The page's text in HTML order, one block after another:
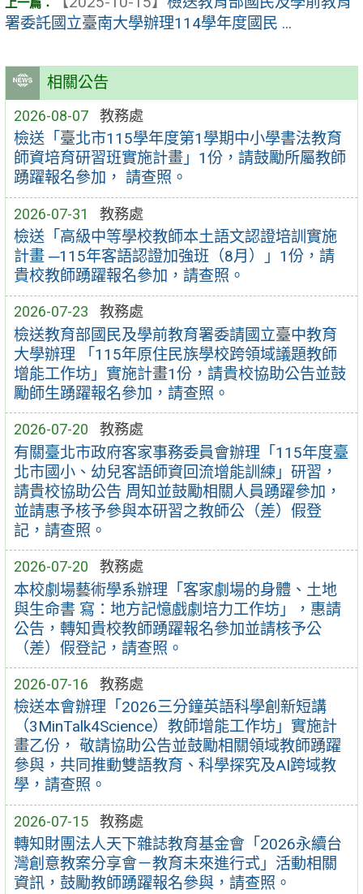
相關公告
2026-08-07 教務處
檢送「臺北市115學年度第1學期中小學書法教育
師資培育研習班實施計畫」1份，請鼓勵所屬教師
踴躍報名參加， 請查照。
2026-07-31 教務處
檢送「高級中等學校教師本土語文認證培訓實施
計畫 ─115年客語認證加強班（8月）」1份，請
貴校教師踴躍報名參加，請查照。
2026-07-23 教務處
檢送教育部國民及學前教育署委請國立臺中教育
大學辦理 「115年原住民族學校跨領域議題教師
增能工作坊」實施計畫1份，請貴校協助公告並鼓
勵師生踴躍報名參加，請查照。
2026-07-20 教務處
有關臺北市政府客家事務委員會辦理「115年度臺
北市國小、幼兒客語師資回流增能訓練」研習，
請貴校協助公告 周知並鼓勵相關人員踴躍參加，
並請惠予核予參與本研習之教師公（差）假登
記，請查照。
2026-07-20 教務處
本校劇場藝術學系辦理「客家劇場的身體、土地
與生命書 寫：地方記憶戲劇培力工作坊」，惠請
公告，轉知貴校教師踴躍報名參加並請核予公
（差）假登記，請查照。
2026-07-16 教務處
檢送本會辦理「2026三分鐘英語科學創新短講
（3MinTalk4Science）教師增能工作坊」實施計
畫乙份， 敬請協助公告並鼓勵相關領域教師踴躍
參與，共同推動雙語教育、科學探究及AI跨域教
學，請查照。
2026-07-15 教務處
轉知財團法人天下雜誌教育基金會「2026永續台
灣創意教案分享會－教育未來進行式」活動相關
資訊，鼓勵教師踴躍報名參與，請查照。
署委託國立臺南大學辦理114學年度國民 ...